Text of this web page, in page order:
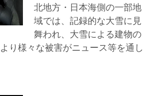
北地方・日本海側の一部地
域では、記録的な大雪に見
舞われ、大雪による建物の
り様々な被害がニュース等を通し